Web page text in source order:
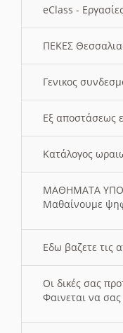
eClass -
ΠΕΚΕΣ
Γενικος
Εξ αποστάσεως
Κατάλογος
ΜΑΘΗΜΑΤΑ
Μαθαίνουμε
Εδω βαζετε τις
Οι δικές σας
Φαινεται να